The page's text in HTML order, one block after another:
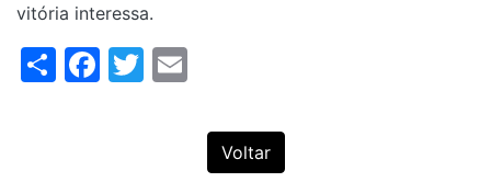
vitória interessa.
ShareFacebook
Twitter
Voltar